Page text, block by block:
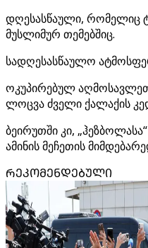
დღესასწაული, რომელიც
მუსლიმურ თემებშიც.
სადღესასწაულო
ოკუპირებულ აღმოსავლეთ
ლოცვა ძველი ქალაქის
ბეირუთში კი,
ამინის მეჩეთის
ᲠᲔᲙᲝᲛᲔᲜᲓᲔᲑᲣᲚᲘ